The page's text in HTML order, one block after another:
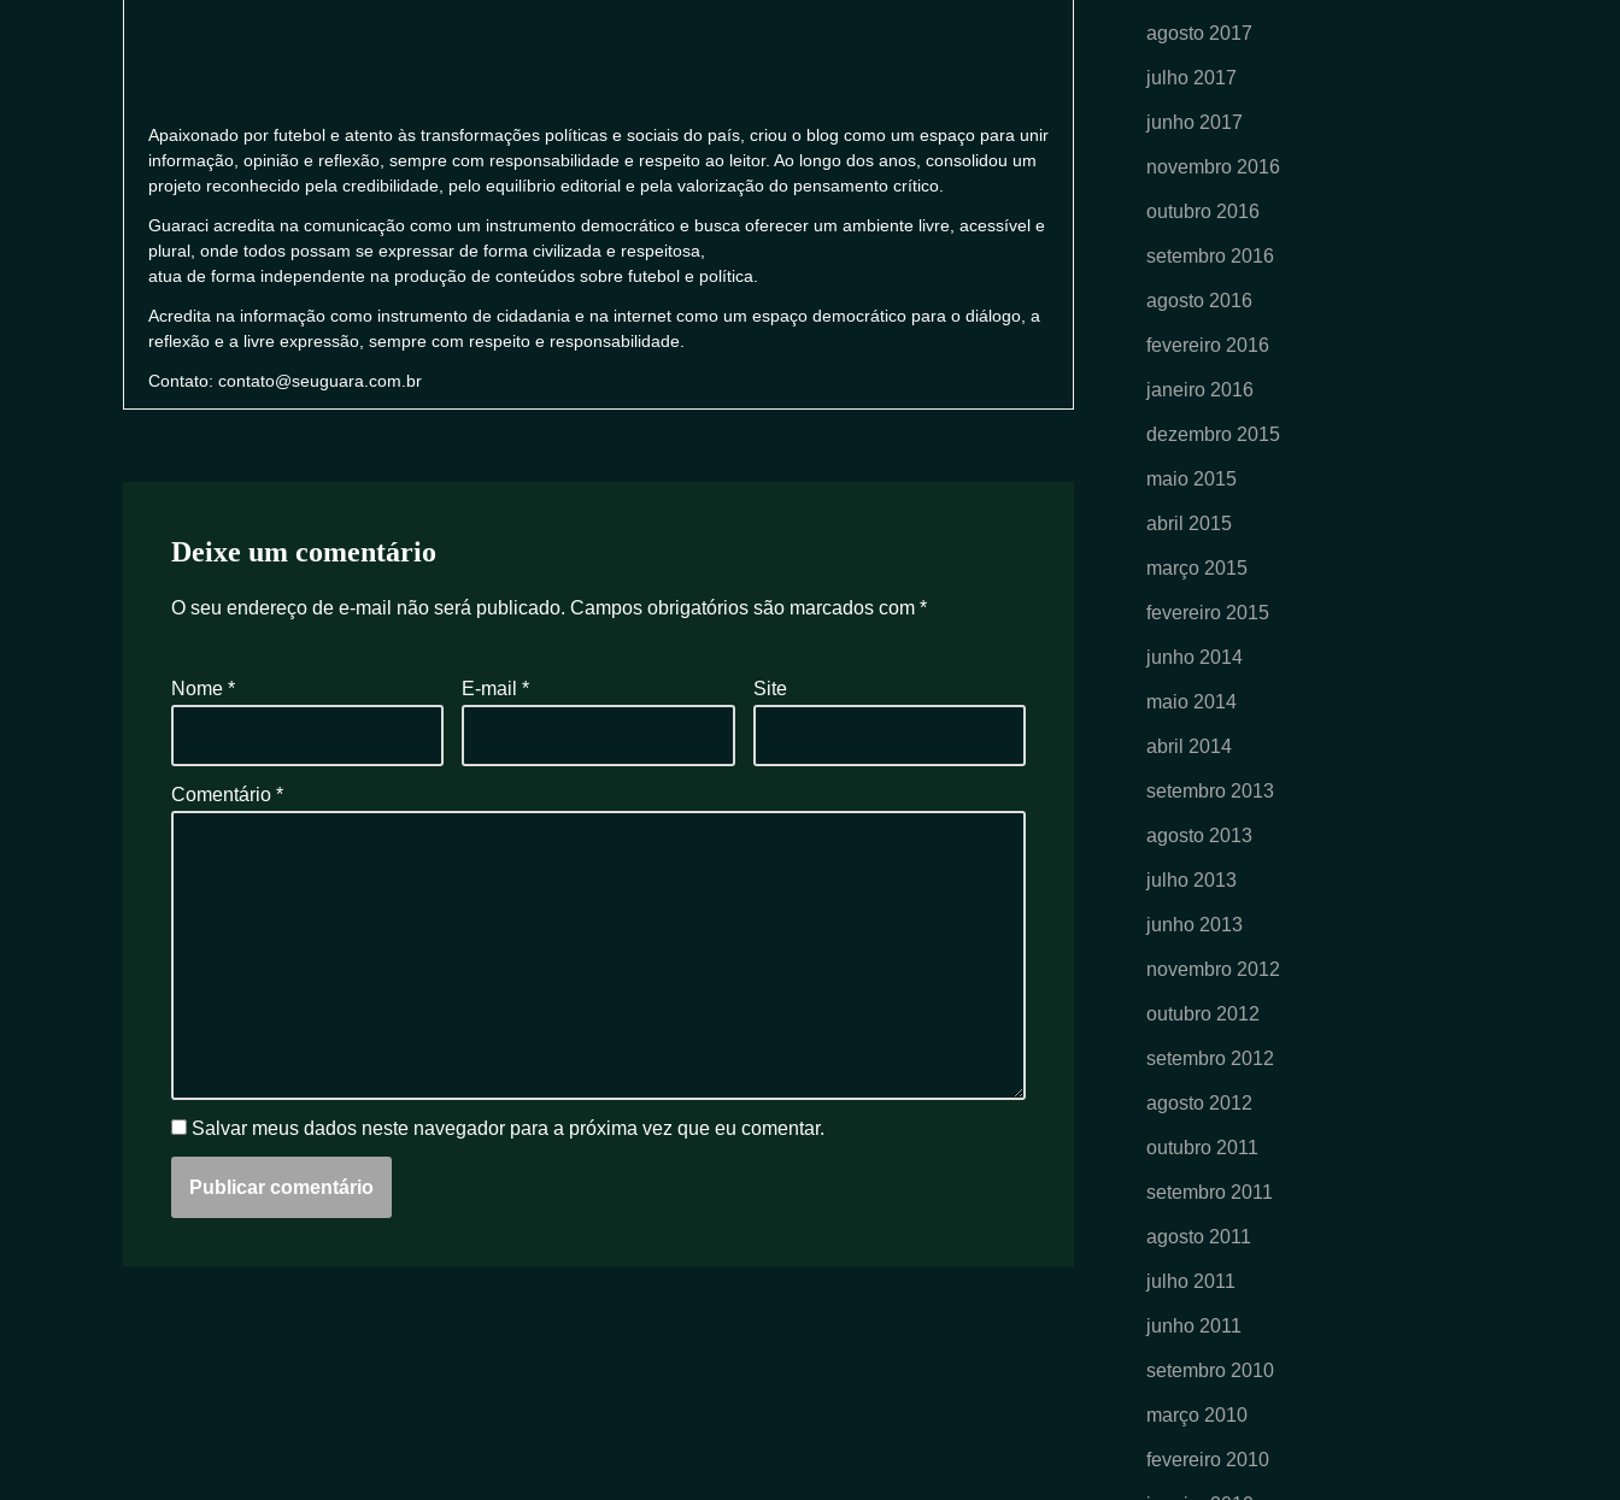
Apaixonado por futebol e atento às transformações políticas e sociais do país, criou o blog como um espaço para unir
informação, opinião e reflexão, sempre com responsabilidade e respeito ao leitor. Ao longo dos anos, consolidou um
projeto reconhecido pela credibilidade, pelo equilíbrio editorial e pela valorização do pensamento crítico.
Guaraci acredita na comunicação como um instrumento democrático e busca oferecer um ambiente livre, acessível e
plural, onde todos possam se expressar de forma civilizada e respeitosa,
atua de forma independente na produção de conteúdos sobre futebol e política.
Acredita na informação como instrumento de cidadania e na internet como um espaço democrático para o diálogo, a
reflexão e a livre expressão, sempre com respeito e responsabilidade.
Contato: contato@seuguara.com.br
Deixe um comentário
O seu endereço de e-mail não será publicado. Campos obrigatórios são marcados com *
Nome * E-mail* Site
Comentário *
Salvar meus dados neste navegador para a próxima vez que eu comentar.
agosto 2017
julho 2017
junho 2017
novembro 2016
outubro 2016
setembro 2016
agosto 2016
fevereiro 2016
janeiro 2016
dezembro 2015
maio 2015
abril 2015
março 2015
fevereiro 2015
junho 2014
maio 2014
abril 2014
setembro 2013
agosto 2013
julho 2013
junho 2013
novembro 2012
outubro 2012
setembro 2012
agosto 2012
outubro 2011
setembro 2011
agosto 2011
julho 2011
junho 2011
setembro 2010
março 2010
fevereiro 2010